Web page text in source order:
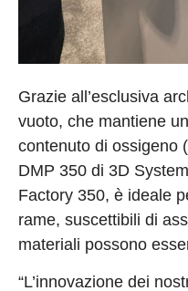
Grazie all’esclusiva
vuoto, che mantiene
contenuto di ossigeno
DMP 350 di 3D
Factory 350, è ideale
rame, suscettibili di
materiali possono
“L’innovazione dei